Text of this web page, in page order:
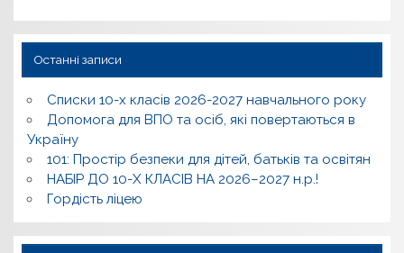
Останні записи
Списки 10-х класів 2026-2027 навчального року
Допомога для ВПО та осіб, які повертаються в
Україну
101: Простір безпеки для дітей, батьків та освітян
НАБІР ДО 10-Х КЛАСІВ НА 2026–2027 н.р.!
Гордість ліцею